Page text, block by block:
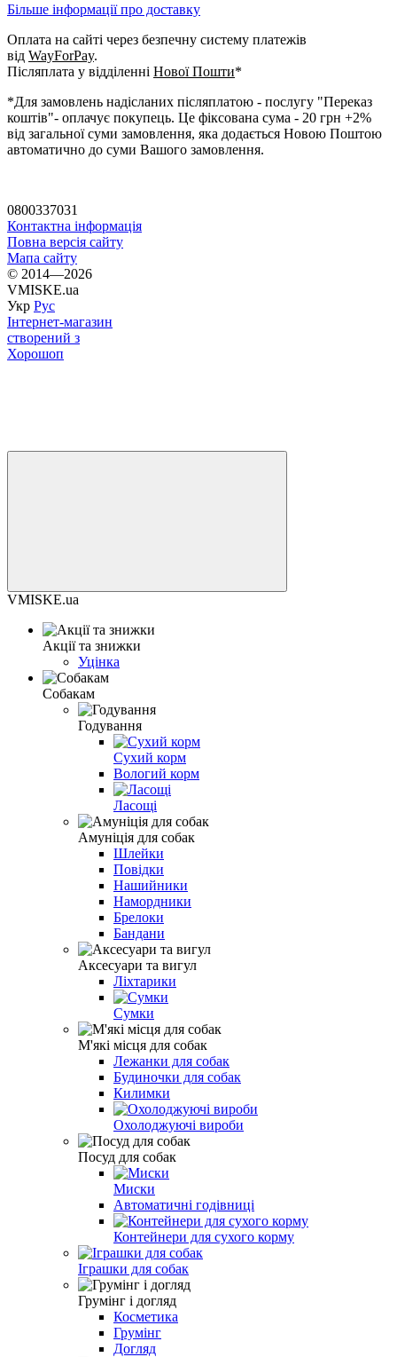
Більше інформації про доставку
Оплата на сайті через безпечну систему платежів
від WayForPay.
Післяплата у відділенні Нової Пошти*
*Для замовлень надісланих післяплатою - послугу "Переказ
коштів"- оплачує покупець. Це фіксована сума - 20 грн +2%
від загальної суми замовлення, яка додається Новою Поштою
автоматично до суми Вашого замовлення.
0800337031
Контактна інформація
Повна версія сайту
Мапа сайту
© 2014—2026
VMISKE.ua
Укр Рус
Інтернет-магазин
створений з
Хорошоп
VMISKE.ua
Акції та знижки
Уцінка
Собакам
Годування
Сухий корм
Вологий корм
Ласощі
Амуніція для собак
Шлейки
Повідки
Нашийники
Намордники
Брелоки
Бандани
Аксесуари та вигул
Ліхтарики
Сумки
М'які місця для собак
Лежанки для собак
Будиночки для собак
Килимки
Охолоджуючі вироби
Посуд для собак
Миски
Автоматичні годівниці
Контейнери для сухого корму
Іграшки для собак
Грумінг і догляд
Косметика
Грумінг
Догляд